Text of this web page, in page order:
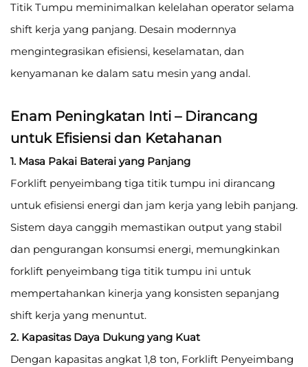
Titik Tumpu meminimalkan kelelahan operator selama
shift kerja yang panjang. Desain modernnya
mengintegrasikan efisiensi, keselamatan, dan
kenyamanan ke dalam satu mesin yang andal.
Enam Peningkatan Inti – Dirancang
untuk Efisiensi dan Ketahanan
1. Masa Pakai Baterai yang Panjang
Forklift penyeimbang tiga titik tumpu ini dirancang
untuk efisiensi energi dan jam kerja yang lebih panjang.
Sistem daya canggih memastikan output yang stabil
dan pengurangan konsumsi energi, memungkinkan
forklift penyeimbang tiga titik tumpu ini untuk
mempertahankan kinerja yang konsisten sepanjang
shift kerja yang menuntut.
2. Kapasitas Daya Dukung yang Kuat
Dengan kapasitas angkat 1,8 ton, Forklift Penyeimbang